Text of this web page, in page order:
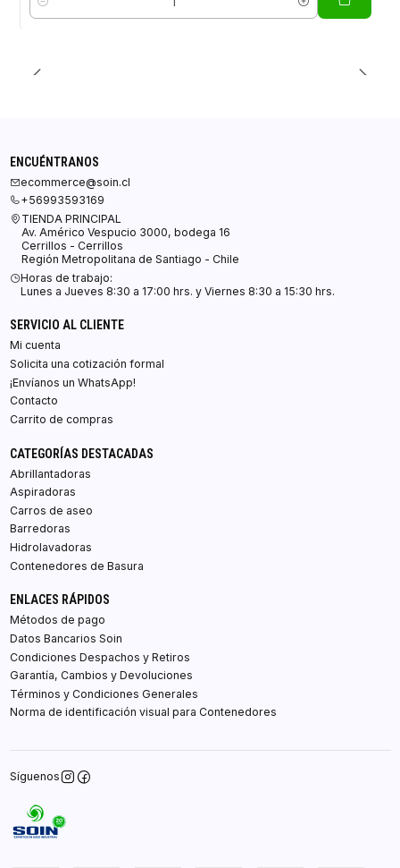
Cantidad
ENCUÉNTRANOS
ecommerce@soin.cl
+56993593169
TIENDA PRINCIPAL
Av. Américo Vespucio 3000, bodega 16
Cerrillos - Cerrillos
Región Metropolitana de Santiago - Chile
Horas de trabajo:
Lunes a Jueves 8:30 a 17:00 hrs. y Viernes 8:30 a 15:30 hrs.
SERVICIO AL CLIENTE
Mi cuenta
Solicita una cotización formal
¡Envíanos un WhatsApp!
Contacto
Carrito de compras
CATEGORÍAS DESTACADAS
Abrillantadoras
Aspiradoras
Carros de aseo
Barredoras
Hidrolavadoras
Contenedores de Basura
ENLACES RÁPIDOS
Métodos de pago
Datos Bancarios Soin
Condiciones Despachos y Retiros
Garantía, Cambios y Devoluciones
Términos y Condiciones Generales
Norma de identificación visual para Contenedores
Síguenos